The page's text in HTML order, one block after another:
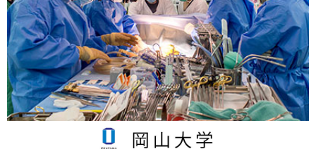
2025年度 BIZENデバイスデザインコース 受講生募集
岡山大学 2025.06.12
6月22日（日）テレビせとうち「プライド せとうち経済のチ
にてBIZEN活動を紹介